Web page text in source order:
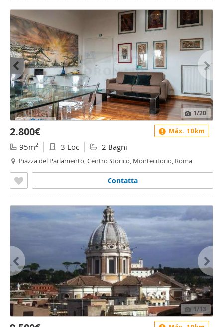
1/20
2.800€
95m2 3 Loc 2 Bagni
Piazza del Parlamento, Centro Storico, Montecitorio, Roma
Contatta
Máx. 10km
1/13